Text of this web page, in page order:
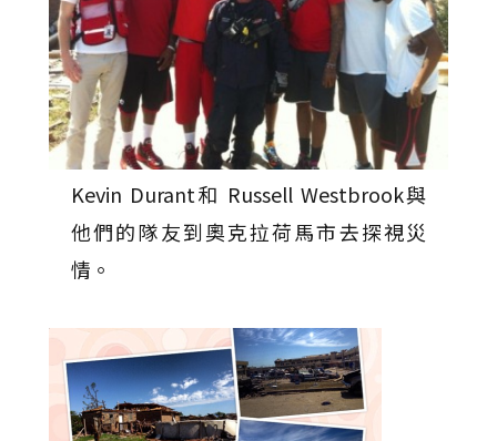
Kevin Durant和 Russell Westbrook與
他們的隊友到奧克拉荷馬市去探視災
情。